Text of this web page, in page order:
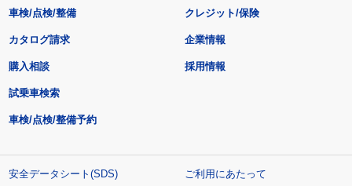
車検/点検/整備 クレジット/保険
カタログ請求
購入相談
試乗車検索
車検/点検/整備予約
企業情報
採用情報
安全データシート(SDS)
ご利用にあたって